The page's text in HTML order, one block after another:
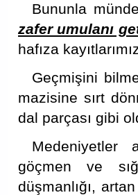
Bununla
zafer umulanı
hafıza
Geçmişini
mazisine sırt
dal parçası gibi
Medeniyetler
göçmen ve
düşmanlığı,